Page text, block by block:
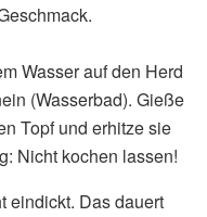
Wasser auf den Herd
(Wasserbad). Gieße
Topf und erhitze sie
Nicht kochen lassen!
eindickt. Das dauert